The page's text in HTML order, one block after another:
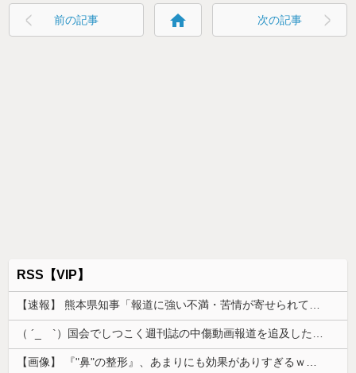
前の記事 home 次の記事
RSS【VIP】